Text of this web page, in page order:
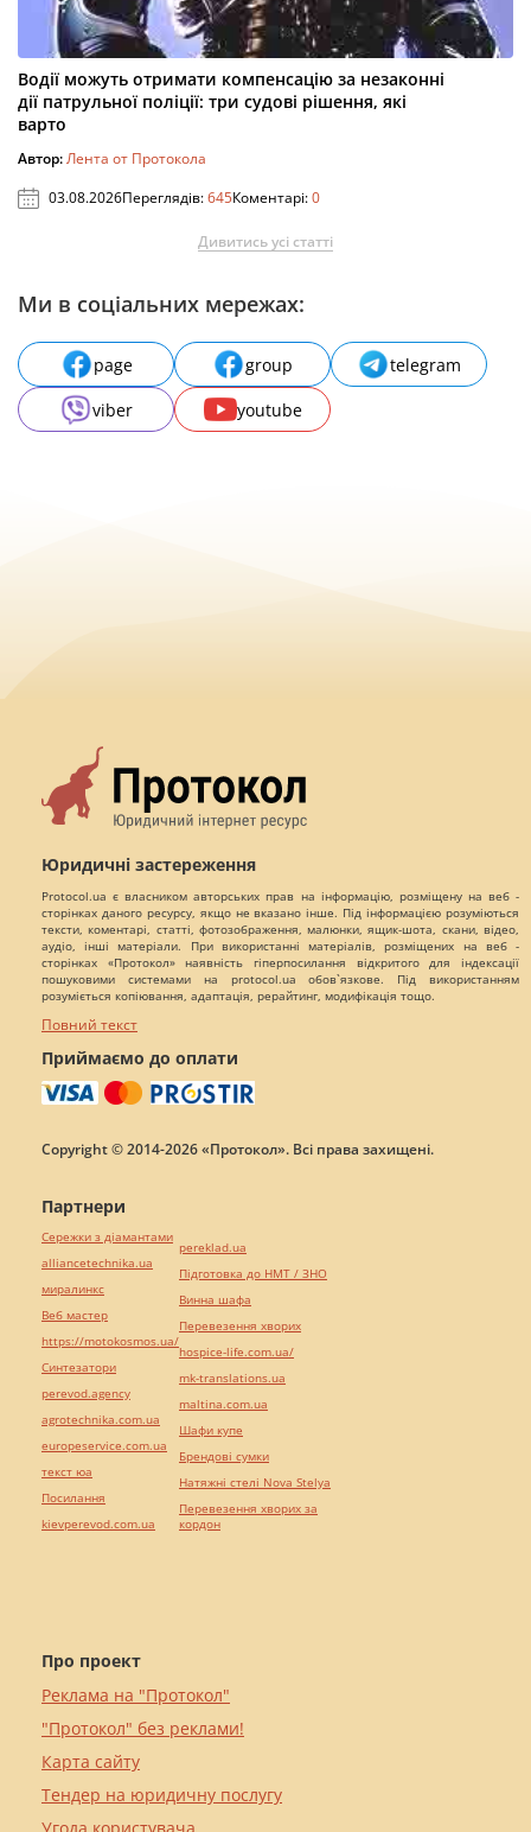
Водії можуть отримати компенсацію за незаконні
дії патрульної поліції: три судові рішення, які
варто
Автор:Лента от Протокола
03.08.2026Переглядів:645Коментарі:0
Дивитись усі статті
Ми в соціальних мережах:
page group
telegram
viber
youtube
Юридичні застереження
Protocol.ua є власником авторських прав на інформацію, розміщену на веб -
сторінках даного ресурсу, якщо не вказано інше. Під інформацією розуміються
тексти, коментарі, статті, фотозображення, малюнки, ящик-шота, скани, відео,
аудіо, інші матеріали. При використанні матеріалів, розміщених на веб -
сторінках «Протокол» наявність гіперпосилання відкритого для індексації
пошуковими системами на protocol.ua обов`язкове. Під використанням
розуміється копіювання, адаптація, рерайтинг, модифікація тощо.
Повний текст
Приймаємо до оплати
Copyright © 2014-2026 «Протокол». Всі права захищені.
Про проект
Реклама на "Протокол"
"Протокол" без реклами!
Карта сайту
Тендер на юридичну послугу
Партнери
Сережки з діамантами
alliancetechnika.ua
миралинкс
Веб мастер
https://motokosmos.ua/
Синтезатори
perevod.agency
agrotechnika.com.ua
europeservice.com.ua
текст юа
Посилання
kievperevod.com.ua
pereklad.ua
Підготовка до НМТ / ЗНО
Винна шафа
Перевезення хворих
hospice-life.com.ua/
mk-translations.ua
maltina.com.ua
Шафи купе
Брендові сумки
Натяжні стелі Nova Stelya
Перевезення хворих за
кордон